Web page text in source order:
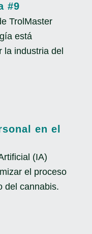
#9
TrolMaster
está
la industria del
en el
(IA)
el proceso
del cannabis.